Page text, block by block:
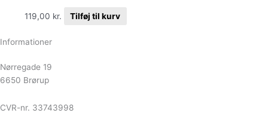
119,00 kr. Tilføj til kurv
Informationer
Nørregade 19
6650 Brørup
CVR-nr. 33743998